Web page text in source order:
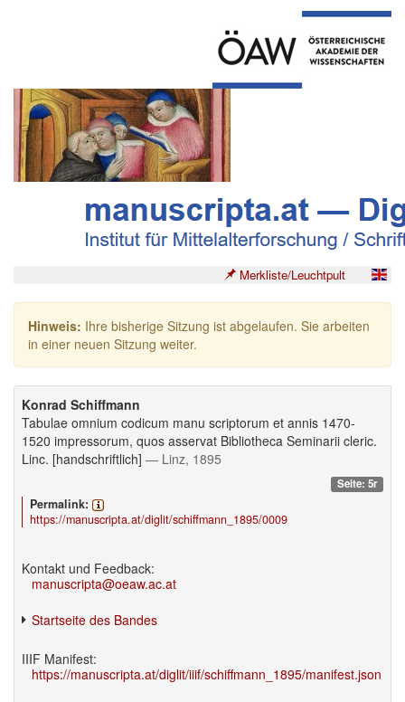
Merkliste/Leuchtpult
Hinweis: Ihre bisherige Sitzung ist abgelaufen. Sie arbeiten
in einer neuen Sitzung weiter.
Konrad Schiffmann
Tabulae omnium codicum manu scriptorum et annis 1470-
1520 impressorum, quos asservat Bibliotheca Seminarii cleric.
Linc. [handschriftlich] — Linz, 1895
Seite: 5r
Permalink:
https://manuscripta.at/diglit/schiffmann_1895/0009
Kontakt und Feedback:
manuscripta@oeaw.ac.at
Startseite des Bandes
IIIF Manifest:
https://manuscripta.at/diglit/iiif/schiffmann_1895/manifest.json